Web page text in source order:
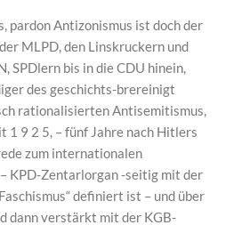
pardon Antizonismus ist doch der
MLPD, den Linskruckern und
SPDlern bis in die CDU hinein,
des geschichts-brereinigt
rationalisierten Antisemitismus,
1 9 2 5, – fünf Jahre nach Hitlers
zum internationalen
– KPD-Zentarlorgan -seitig mit der
definiert ist – und über
dann verstärkt mit der KGB-